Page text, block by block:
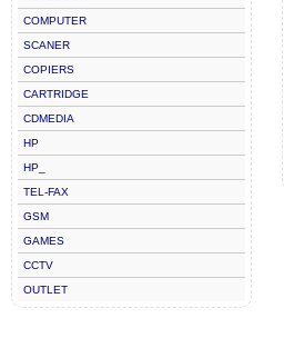
COMPUTER
SCANER
COPIERS
CARTRIDGE
CDMEDIA
HP
HP_
TEL-FAX
GSM
GAMES
CCTV
OUTLET